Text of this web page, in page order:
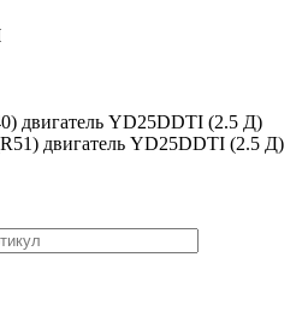
двигатель YD25DDTI (2.5 Д)
двигатель YD25DDTI (2.5 Д)